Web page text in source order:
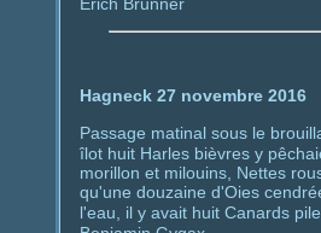
Hagneck 27 novembre 2016
Passage matinal sous le
îlot huit Harles bièvres y
morillon et milouins, Nettes
qu'une douzaine d'Oies
l'eau, il y avait huit Canards